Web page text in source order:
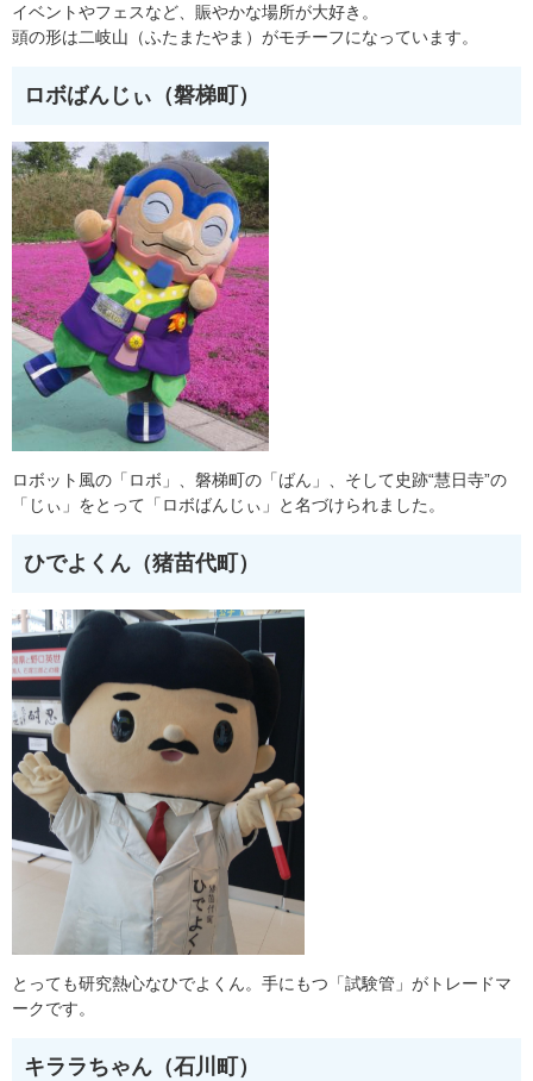
イベントやフェスなど、賑やかな場所が大好き。
頭の形は二岐山（ふたまたやま）がモチーフになっています。
ロボばんじぃ（磐梯町）
ロボット風の「ロボ」、磐梯町の「ばん」、そして史跡“慧日寺”の
「じぃ」をとって「ロボばんじぃ」と名づけられました。
ひでよくん（猪苗代町）
とっても研究熱心なひでよくん。手にもつ「試験管」がトレードマ
ークです。
キララちゃん（石川町）